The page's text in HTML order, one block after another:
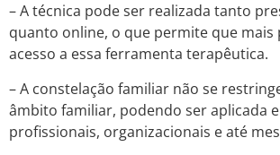
– A técnica pode ser realizada tanto
quanto online, o que permite que mais
acesso a essa ferramenta terapêutica.
– A constelação familiar não se
âmbito familiar, podendo ser aplicada
profissionais, organizacionais e até